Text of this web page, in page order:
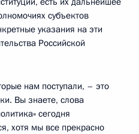
субъектов
указания на эти
Российской
нам поступали, – это
Вы знаете, слова
сегодня
хотя мы все прекрасно